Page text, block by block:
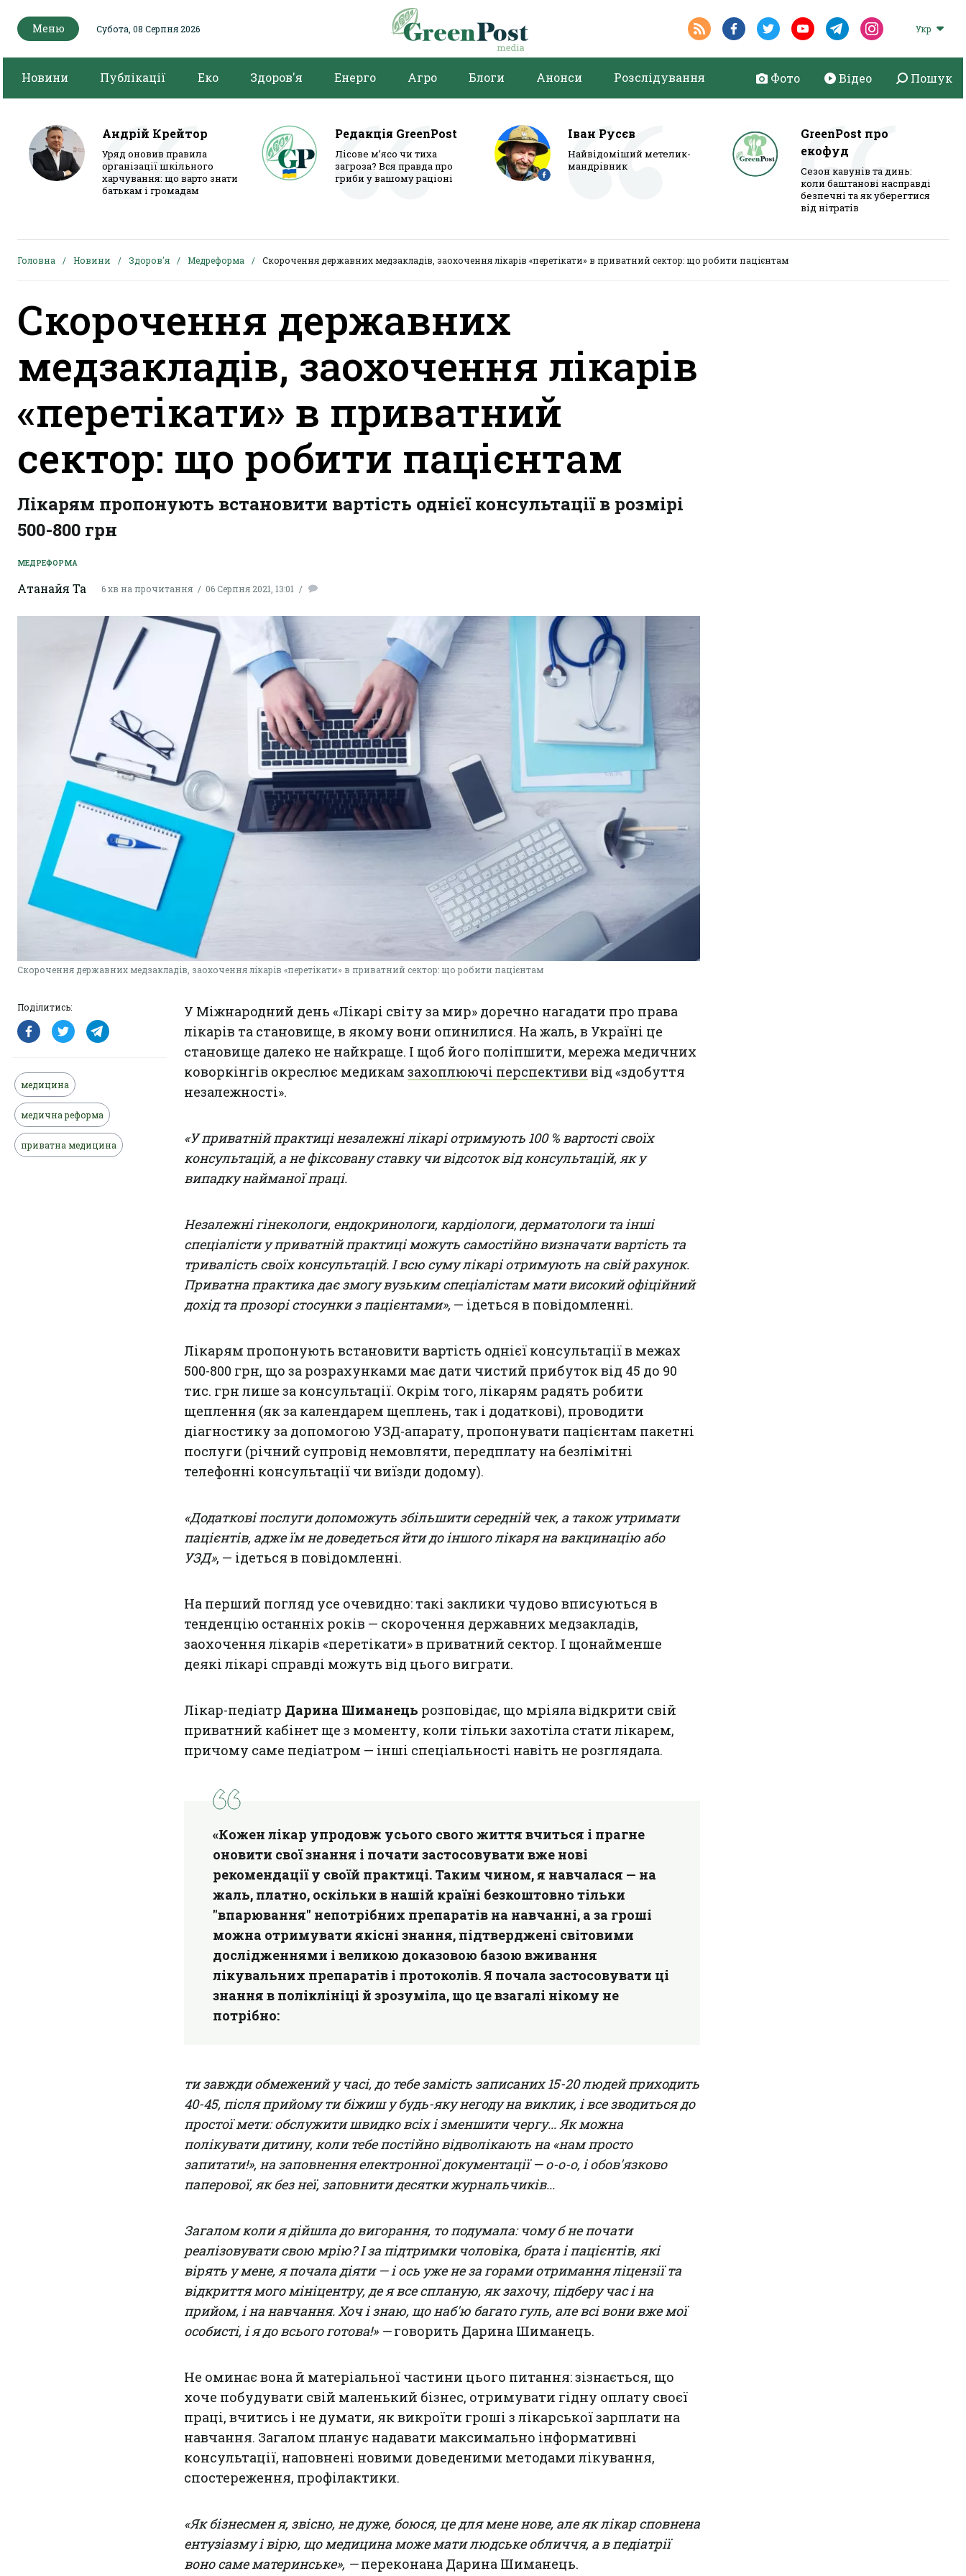
Меню Субота, 08 Серпня 2026 Укр
Новини Публікації Еко Здоров'я Енерго Агро Блоги Анонси Розслідування Фото Відео Пошук
Андрій Крейтор
Уряд оновив правила
організації шкільного
харчування: що варто знати
батькам і громадам
Редакція GreenPost
Лісове м’ясо чи тиха
загроза? Вся правда про
гриби у вашому раціоні
Іван Русєв
Найвідоміший метелик-
мандрівник
GreenPost про
екофуд
Сезон кавунів та динь:
коли баштанові насправді
безпечні та як уберегтися
від нітратів
Головна Новини Здоров'я Медреформа Скорочення державних медзакладів, заохочення лікарів «перетікати» в приватний сектор: що робити пацієнтам
Скорочення державних
медзакладів, заохочення лікарів
«перетікати» в приватний
сектор: що робити пацієнтам
Лікарям пропонують встановити вартість однієї консультації в розмірі
500-800 грн
МЕДРЕФОРМА
Атанайя Та 6 хв на прочитання 06 Серпня 2021, 13:01
Скорочення державних медзакладів, заохочення лікарів «перетікати» в приватний сектор: що робити пацієнтам
Поділитись:
медицина
медична реформа
приватна медицина
У Міжнародний день «Лікарі світу за мир» доречно нагадати про права
лікарів та становище, в якому вони опинилися. На жаль, в Україні це
становище далеко не найкраще. І щоб його поліпшити, мережа медичних
коворкінгів окреслює медикам захоплюючі перспективи від «здобуття
незалежності».
«У приватній практиці незалежні лікарі отримують 100 % вартості своїх
консультацій, а не фіксовану ставку чи відсоток від консультацій, як у
випадку найманої праці.
Незалежні гінекологи, ендокринологи, кардіологи, дерматологи та інші
спеціалісти у приватній практиці можуть самостійно визначати вартість та
тривалість своїх консультацій. І всю суму лікарі отримують на свій рахунок.
Приватна практика дає змогу вузьким спеціалістам мати високий офіційний
дохід та прозорі стосунки з пацієнтами», — ідеться в повідомленні.
Лікарям пропонують встановити вартість однієї консультації в межах
500-800 грн, що за розрахунками має дати чистий прибуток від 45 до 90
тис. грн лише за консультації. Окрім того, лікарям радять робити
щеплення (як за календарем щеплень, так і додаткові), проводити
діагностику за допомогою УЗД-апарату, пропонувати пацієнтам пакетні
послуги (річний супровід немовляти, передплату на безлімітні
телефонні консультації чи виїзди додому).
«Додаткові послуги допоможуть збільшити середній чек, а також утримати
пацієнтів, адже їм не доведеться йти до іншого лікаря на вакцинацію або
УЗД», — ідеться в повідомленні.
На перший погляд усе очевидно: такі заклики чудово вписуються в
тенденцію останніх років — скорочення державних медзакладів,
заохочення лікарів «перетікати» в приватний сектор. І щонайменше
деякі лікарі справді можуть від цього виграти.
Лікар-педіатр Дарина Шиманець розповідає, що мріяла відкрити свій
приватний кабінет ще з моменту, коли тільки захотіла стати лікарем,
причому саме педіатром — інші спеціальності навіть не розглядала.
«Кожен лікар упродовж усього свого життя вчиться і прагне
оновити свої знання і почати застосовувати вже нові
рекомендації у своїй практиці. Таким чином, я навчалася — на
жаль, платно, оскільки в нашій країні безкоштовно тільки
"впарювання" непотрібних препаратів на навчанні, а за гроші
можна отримувати якісні знання, підтверджені світовими
дослідженнями і великою доказовою базою вживання
лікувальних препаратів і протоколів. Я почала застосовувати ці
знання в поліклініці й зрозуміла, що це взагалі нікому не
потрібно:
ти завжди обмежений у часі, до тебе замість записаних 15-20 людей приходить
40-45, після прийому ти біжиш у будь-яку негоду на виклик, і все зводиться до
простої мети: обслужити швидко всіх і зменшити чергу... Як можна
полікувати дитину, коли тебе постійно відволікають на «нам просто
запитати!», на заповнення електронної документації — о-о-о, і обов'язково
паперової, як без неї, заповнити десятки журнальчиків...
Загалом коли я дійшла до вигорання, то подумала: чому б не почати
реалізовувати свою мрію? І за підтримки чоловіка, брата і пацієнтів, які
вірять у мене, я почала діяти — і ось уже не за горами отримання ліцензії та
відкриття мого мініцентру, де я все спланую, як захочу, підберу час і на
прийом, і на навчання. Хоч і знаю, що наб'ю багато гуль, але всі вони вже мої
особисті, і я до всього готова!» —говорить Дарина Шиманець.
Не оминає вона й матеріальної частини цього питання: зізнається, що
хоче побудувати свій маленький бізнес, отримувати гідну оплату своєї
праці, вчитись і не думати, як викроїти гроші з лікарської зарплати на
навчання. Загалом планує надавати максимально інформативні
консультації, наповнені новими доведеними методами лікування,
спостереження, профілактики.
«Як бізнесмен я, звісно, не дуже, боюся, це для мене нове, але як лікар сповнена
ентузіазму і вірю, що медицина може мати людське обличчя, а в педіатрії
воно саме материнське», —переконана Дарина Шиманець.